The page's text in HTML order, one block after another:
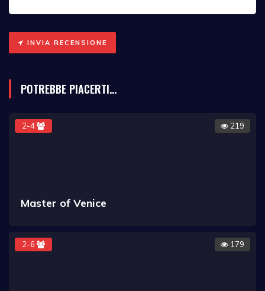
INVIA RECENSIONE
POTREBBE PIACERTI...
2-4 219
Master of Venice
2-6 179